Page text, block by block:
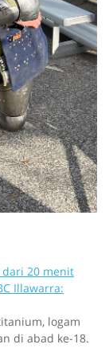
20 menit
Illawarra:
logam
di abad ke-18.